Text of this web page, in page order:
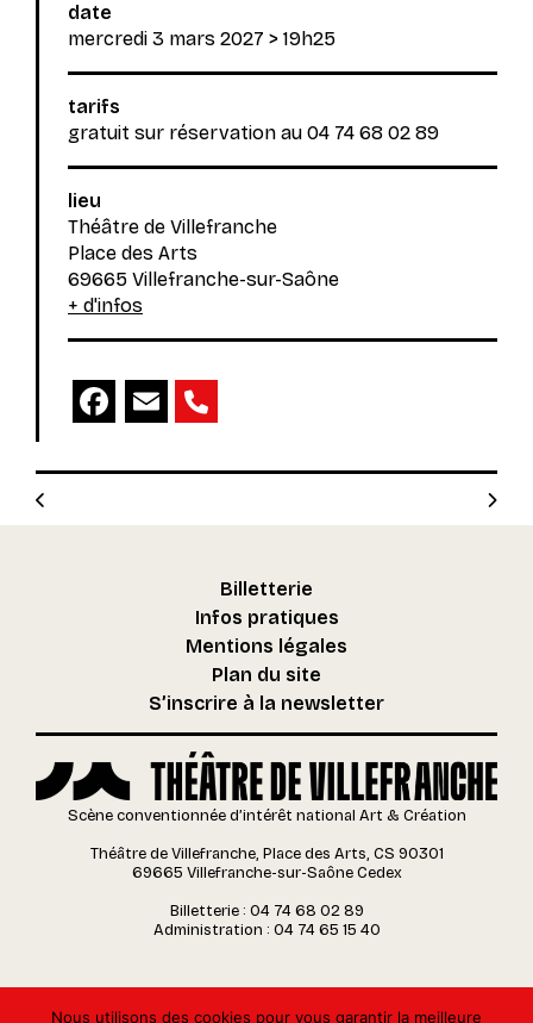
date
mercredi 3 mars 2027 > 19h25
tarifs
gratuit sur réservation au 04 74 68 02 89
lieu
Théâtre de Villefranche
Place des Arts
69665 Villefranche-sur-Saône
+ d'infos
Billetterie
Infos pratiques
Mentions légales
Plan du site
S’inscrire à la newsletter
Scène conventionnée d’intérêt national Art & Création
Théâtre de Villefranche, Place des Arts, CS 90301
69665 Villefranche-sur-Saône Cedex
Billetterie : 04 74 68 02 89
Administration : 04 74 65 15 40
Nous utilisons des cookies pour vous garantir la meilleure